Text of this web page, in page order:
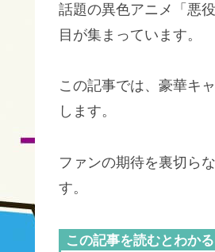
話題の異色アニメ「悪
目が集まっています。
この記事では、豪華キ
します。
ファンの期待を裏切ら
す。
この記事を読むとわか